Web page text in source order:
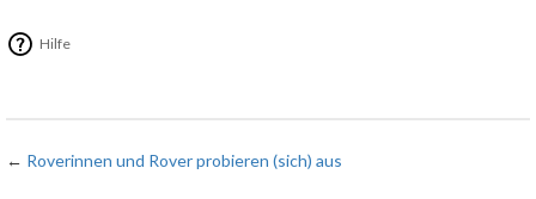
Hilfe
← Roverinnen und Rover probieren (sich) aus